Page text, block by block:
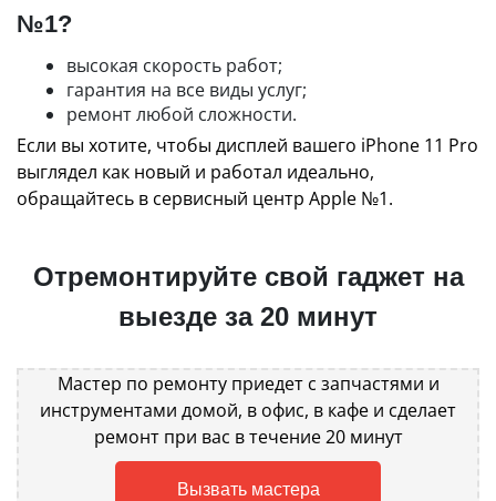
№1?
высокая скорость работ;
гарантия на все виды услуг;
ремонт любой сложности.
Если вы хотите, чтобы дисплей вашего iPhone 11 Pro
выглядел как новый и работал идеально,
обращайтесь в сервисный центр Apple №1.
Отремонтируйте свой гаджет на
выезде за 20 минут
Мастер по ремонту приедет с запчастями и
инструментами домой, в офис, в кафе и сделает
ремонт при вас в течение 20 минут
Вызвать мастера